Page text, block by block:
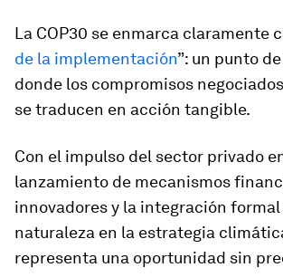
La COP30 se enmarca claramente
de la implementación”: un punto
donde los compromisos
se traducen en acción tangible.
Con el impulso del sector privado
lanzamiento de mecanismos
innovadores y la integración formal
naturaleza en la estrategia
representa una oportunidad sin